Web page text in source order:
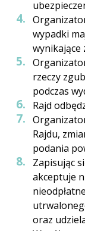
wypadki
wynikające
rzeczy
podczas
Rajd
Rajdu,
podania
Zapisując
akceptuje
oraz